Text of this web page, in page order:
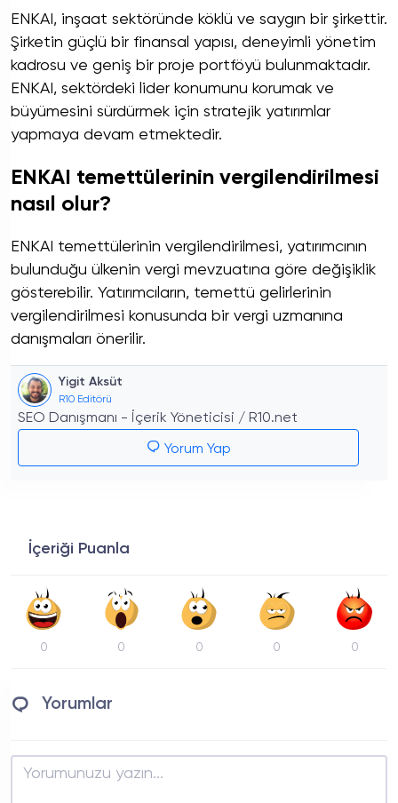
ENKAI, inşaat sektöründe köklü ve saygın bir şirkettir.
Şirketin güçlü bir finansal yapısı, deneyimli yönetim
kadrosu ve geniş bir proje portföyü bulunmaktadır.
ENKAI, sektördeki lider konumunu korumak ve
büyümesini sürdürmek için stratejik yatırımlar
yapmaya devam etmektedir.
ENKAI temettülerinin vergilendirilmesi
nasıl olur?
ENKAI temettülerinin vergilendirilmesi, yatırımcının
bulunduğu ülkenin vergi mevzuatına göre değişiklik
gösterebilir. Yatırımcıların, temettü gelirlerinin
vergilendirilmesi konusunda bir vergi uzmanına
danışmaları önerilir.
Yigit Aksüt
R10 Editörü
SEO Danışmanı - İçerik Yöneticisi / R10.net
Yorum Yap
İçeriği Puanla
0 0 0 0 0
Yorumlar